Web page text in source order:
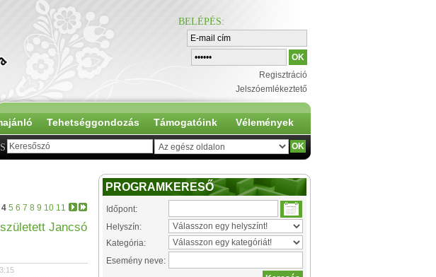
BELÉPÉS:
Regisztráció
Jelszóemlékeztető
Tehetséggondozás Támogatóink Vélemények
4 5 6 7 8 9 10 11
Jancsó
PROGRAMKERESŐ
Időpont:
Helyszín:
Kategória:
Esemény neve: